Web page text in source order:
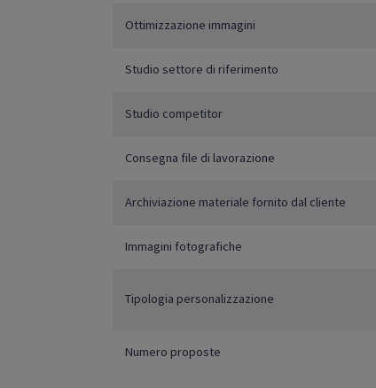
Ottimizzazione immagini
Studio settore di riferimento
Studio competitor
Consegna file di lavorazione
Archiviazione materiale fornito dal cliente
Immagini fotografiche
Tipologia personalizzazione
Numero proposte